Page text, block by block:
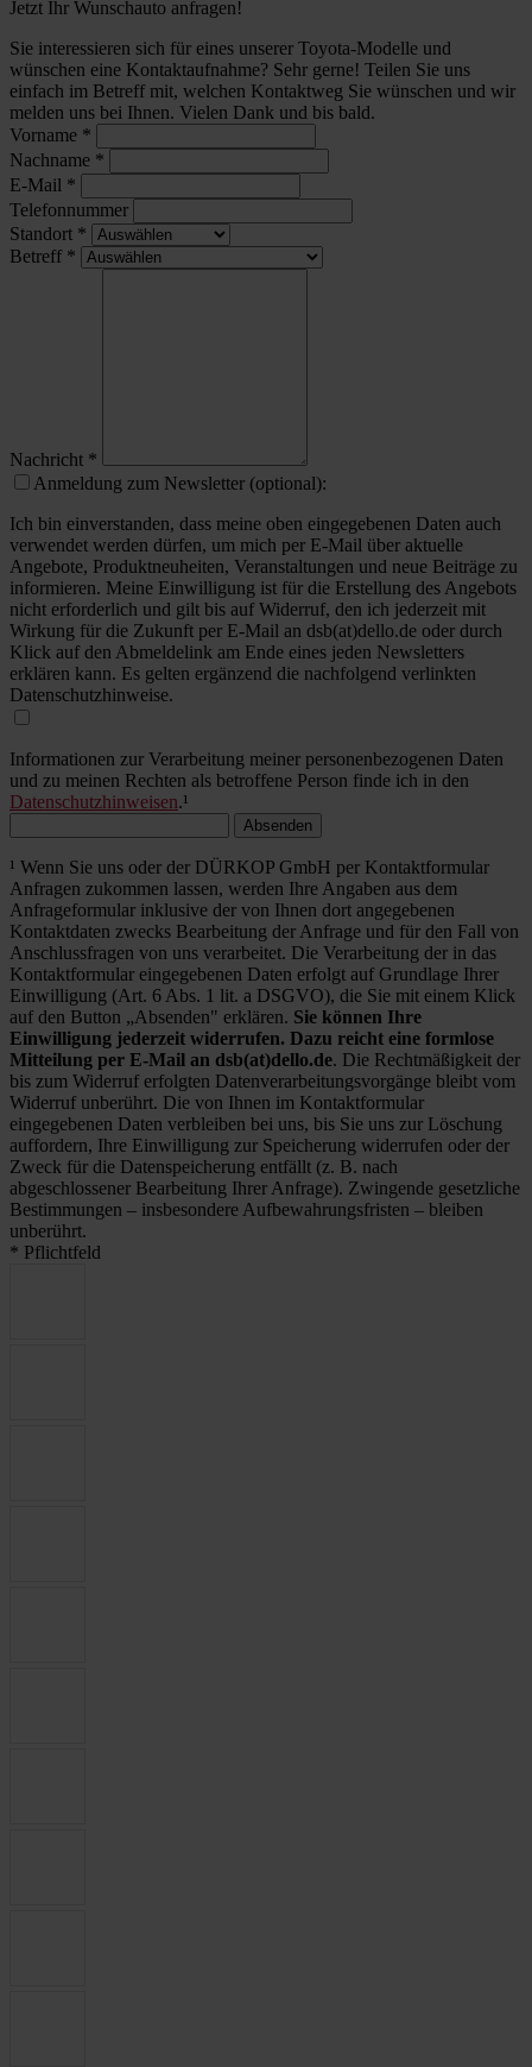
Jetzt Ihr Wunschauto anfragen!
Sie interessieren sich für eines unserer Toyota-Modelle und
wünschen eine Kontaktaufnahme? Sehr gerne! Teilen Sie uns
einfach im Betreff mit, welchen Kontaktweg Sie wünschen und wir
melden uns bei Ihnen. Vielen Dank und bis bald.
Vorname *
Nachname *
E-Mail *
Telefonnummer
Standort *
Betreff *
Nachricht *
Anmeldung zum Newsletter (optional):
Ich bin einverstanden, dass meine oben eingegebenen Daten auch
verwendet werden dürfen, um mich per E-Mail über aktuelle
Angebote, Produktneuheiten, Veranstaltungen und neue Beiträge zu
informieren. Meine Einwilligung ist für die Erstellung des Angebots
nicht erforderlich und gilt bis auf Widerruf, den ich jederzeit mit
Wirkung für die Zukunft per E-Mail an dsb(at)dello.de oder durch
Klick auf den Abmeldelink am Ende eines jeden Newsletters
erklären kann. Es gelten ergänzend die nachfolgend verlinkten
Datenschutzhinweise.
Informationen zur Verarbeitung meiner personenbezogenen Daten
und zu meinen Rechten als betroffene Person finde ich in den
Datenschutzhinweisen.¹
Absenden
¹ Wenn Sie uns oder der DÜRKOP GmbH per Kontaktformular
Anfragen zukommen lassen, werden Ihre Angaben aus dem
Anfrageformular inklusive der von Ihnen dort angegebenen
Kontaktdaten zwecks Bearbeitung der Anfrage und für den Fall von
Anschlussfragen von uns verarbeitet. Die Verarbeitung der in das
Kontaktformular eingegebenen Daten erfolgt auf Grundlage Ihrer
Einwilligung (Art. 6 Abs. 1 lit. a DSGVO), die Sie mit einem Klick
auf den Button „Absenden" erklären. Sie können Ihre
Einwilligung jederzeit widerrufen. Dazu reicht eine formlose
Mitteilung per E-Mail an dsb(at)dello.de. Die Rechtmäßigkeit der
bis zum Widerruf erfolgten Datenverarbeitungsvorgänge bleibt vom
Widerruf unberührt. Die von Ihnen im Kontaktformular
eingegebenen Daten verbleiben bei uns, bis Sie uns zur Löschung
auffordern, Ihre Einwilligung zur Speicherung widerrufen oder der
Zweck für die Datenspeicherung entfällt (z. B. nach
abgeschlossener Bearbeitung Ihrer Anfrage). Zwingende gesetzliche
Bestimmungen – insbesondere Aufbewahrungsfristen – bleiben
unberührt.
* Pflichtfeld